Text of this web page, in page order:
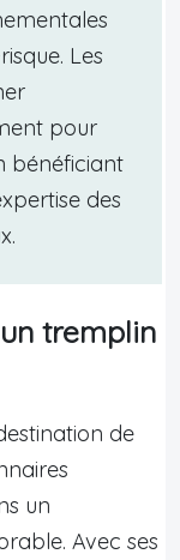
Les
pour
bénéficiant
des
tremplin
de
un
Avec ses